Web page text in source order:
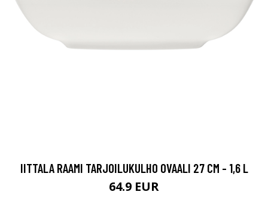
IITTALA RAAMI TARJOILUKULHO OVAALI 27 CM - 1,6 L
64.9 EUR